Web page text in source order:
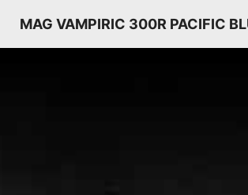
MAG VAMPIRIC 300R PACIFIC